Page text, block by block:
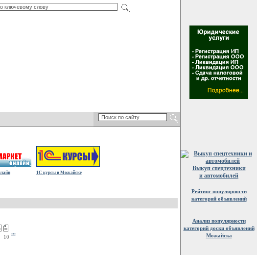
1С курсы в Можайске
10
...
Выкуп спецтехники
и автомобилей
Рейтинг популярности
категорий объявлений
Анализ популярности
категорий доски объявлений
Можайска